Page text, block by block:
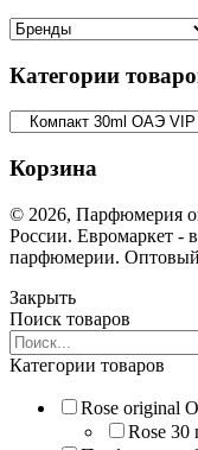
Категории
Корзина
© 2026, Парфюмерия
России. Евромаркет -
парфюмерии. Оптовый
Закрыть
Поиск товаров
Search
products:
Категории товаров
Rose original
Rose 30